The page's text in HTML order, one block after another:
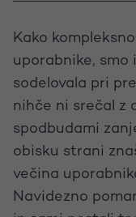
Kako
uporabnike, smo
sodelovala pri
nihče ni srečal z
spodbudami
obisku strani
večina
Navidezno